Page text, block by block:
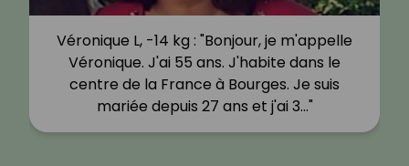
Véronique L, -14 kg : "Bonjour, je m'appelle
Véronique. J'ai 55 ans. J'habite dans le
centre de la France à Bourges. Je suis
mariée depuis 27 ans et j'ai 3…"